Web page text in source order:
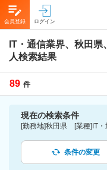
会員登録 ログイン
IT・通信業界、秋田
人検索結果
89 件
現在の検索条件
条件の変更